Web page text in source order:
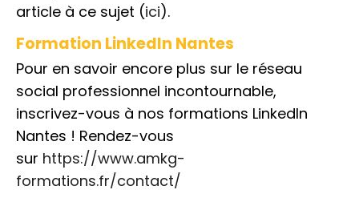
article à ce sujet (ici).
Formation LinkedIn Nantes
Pour en savoir encore plus sur le réseau
social professionnel incontournable,
inscrivez-vous à nos formations LinkedIn
Nantes ! Rendez-vous
sur https://www.amkg-
formations.fr/contact/